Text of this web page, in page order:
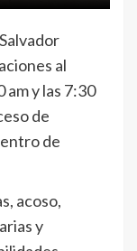
al
y las 7:30
de
de
acoso,
y